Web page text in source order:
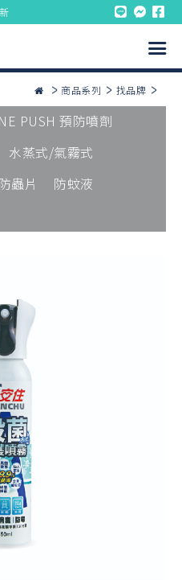
商品系列 找品牌
PUSH 預防噴劑
水蒸式/氣霧式
蟲片
防蚊液